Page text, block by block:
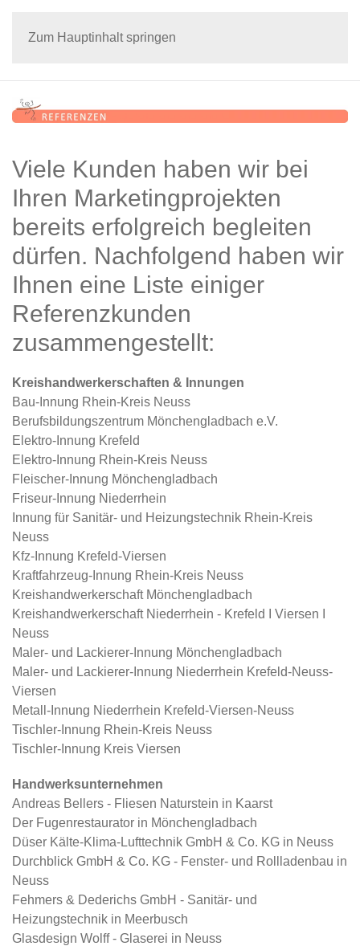
Zum Hauptinhalt springen
Viele Kunden haben wir bei
Ihren Marketingprojekten
bereits erfolgreich begleiten
dürfen. Nachfolgend haben wir
Ihnen eine Liste einiger
Referenzkunden
zusammengestellt:
Kreishandwerkerschaften & Innungen
Bau-Innung Rhein-Kreis Neuss
Berufsbildungszentrum Mönchengladbach e.V.
Elektro-Innung Krefeld
Elektro-Innung Rhein-Kreis Neuss
Fleischer-Innung Mönchengladbach
Friseur-Innung Niederrhein
Innung für Sanitär- und Heizungstechnik Rhein-Kreis
Neuss
Kfz-Innung Krefeld-Viersen
Kraftfahrzeug-Innung Rhein-Kreis Neuss
Kreishandwerkerschaft Mönchengladbach
Kreishandwerkerschaft Niederrhein - Krefeld I Viersen I
Neuss
Maler- und Lackierer-Innung Mönchengladbach
Maler- und Lackierer-Innung Niederrhein Krefeld-Neuss-
Viersen
Metall-Innung Niederrhein Krefeld-Viersen-Neuss
Tischler-Innung Rhein-Kreis Neuss
Tischler-Innung Kreis Viersen
Handwerksunternehmen
Andreas Bellers - Fliesen Naturstein in Kaarst
Der Fugenrestaurator in Mönchengladbach
Düser Kälte-Klima-Lufttechnik GmbH & Co. KG in Neuss
Durchblick GmbH & Co. KG - Fenster- und Rollladenbau in
Neuss
Fehmers & Dederichs GmbH - Sanitär- und
Heizungstechnik in Meerbusch
Glasdesign Wolff - Glaserei in Neuss